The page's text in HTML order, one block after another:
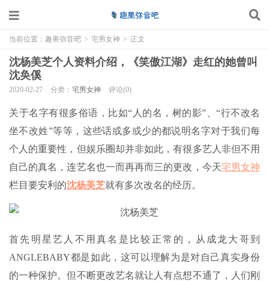
当前位置： 趣果弥音吧 > 宅男女神 > 正文
沈杨美芝个人资料介绍，《笑傲江湖》走红的她曾叫
沈奂傒
2020-02-27 分类： 宅男女神 评论(0)
关于名字有很多俗语，比如“人的名，树的影”、“行不改名
坐不改姓”等等，这些话或多或少的都说明名字对于我们每
个人的重要性，但娱乐圈却并非如此，有很多艺人非但不用
自己的真名，连艺名也一而再再而三的更改，今天宅男女神
栏目要安利的沈杨美芝就有多次改名的经历。
首先明星艺人不用真名是比较正常的，从成龙大哥到
ANGLEBABY都是如此，这可以理解为是对自己真实身份
的一种保护。但不断更改艺名就让人有点想不通了，人们刚